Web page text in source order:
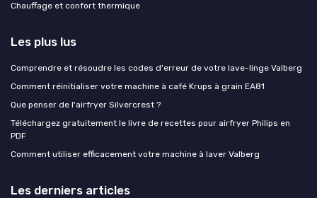
Chauffage et confort thermique
Les plus lus
Comprendre et résoudre les codes d'erreur de votre lave-linge Valberg
Comment réinitialiser votre machine à café Krups à grain EA81
Que penser de l'airfryer Silvercrest ?
Téléchargez gratuitement le livre de recettes pour airfryer Philips en
PDF
Comment utiliser efficacement votre machine à laver Valberg
Les derniers articles